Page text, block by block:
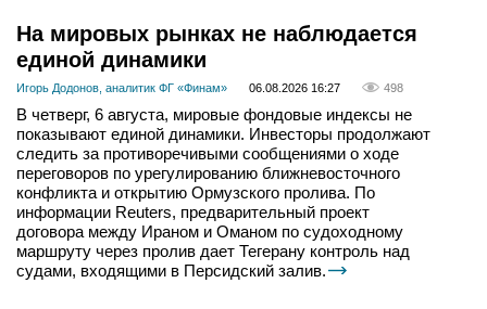
На мировых рынках не наблюдается
единой динамики
Игорь Додонов, аналитик ФГ «Финам» 06.08.2026 16:27 498
В четверг, 6 августа, мировые фондовые индексы не
показывают единой динамики. Инвесторы продолжают
следить за противоречивыми сообщениями о ходе
переговоров по урегулированию ближневосточного
конфликта и открытию Ормузского пролива. По
информации Reuters, предварительный проект
договора между Ираном и Оманом по судоходному
маршруту через пролив дает Тегерану контроль над
судами, входящими в Персидский залив.